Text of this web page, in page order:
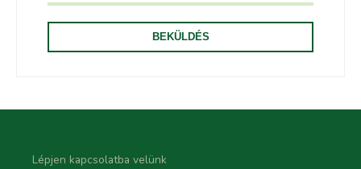
Lépjen kapcsolatba velünk